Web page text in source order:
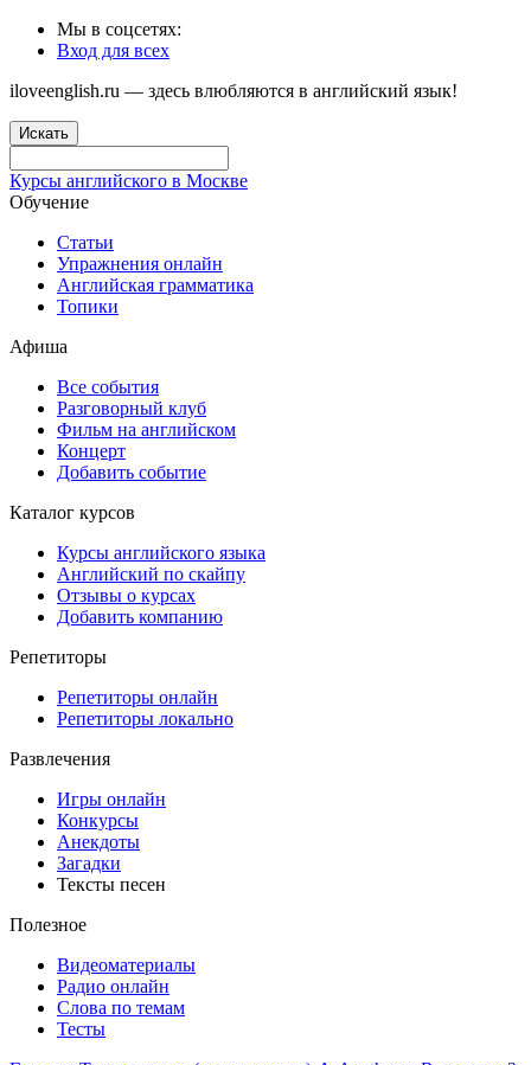
Мы в соцсетях:
Вход для всех
iloveenglish.ru — здесь влюбляются в английский язык!
Искать
Курсы английского в Москве
Обучение
Статьи
Упражнения онлайн
Английская грамматика
Топики
Афиша
Все события
Разговорный клуб
Фильм на английском
Концерт
Добавить событие
Каталог курсов
Курсы английского языка
Английский по скайпу
Отзывы о курсах
Добавить компанию
Репетиторы
Репетиторы онлайн
Репетиторы локально
Развлечения
Игры онлайн
Конкурсы
Анекдоты
Загадки
Тексты песен
Полезное
Видеоматериалы
Радио онлайн
Слова по темам
Тесты